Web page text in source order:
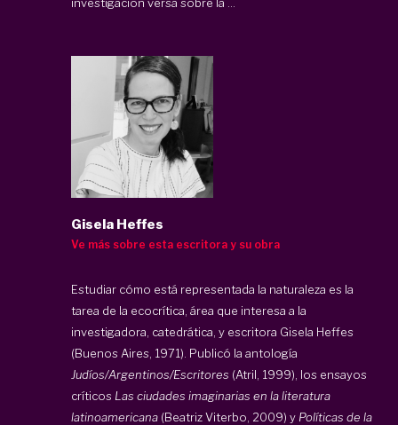
Gisela Heffes
Ve más sobre esta escritora y su obra
Estudiar cómo está representada la naturaleza es la
tarea de la ecocrítica, área que interesa a la
investigadora, catedrática, y escritora Gisela Heffes
(Buenos Aires, 1971). Publicó la antología
Judíos/Argentinos/Escritores (Atril, 1999), los ensayos
críticos Las ciudades imaginarias en la literatura
latinoamericana (Beatriz Viterbo, 2009) y Políticas de la